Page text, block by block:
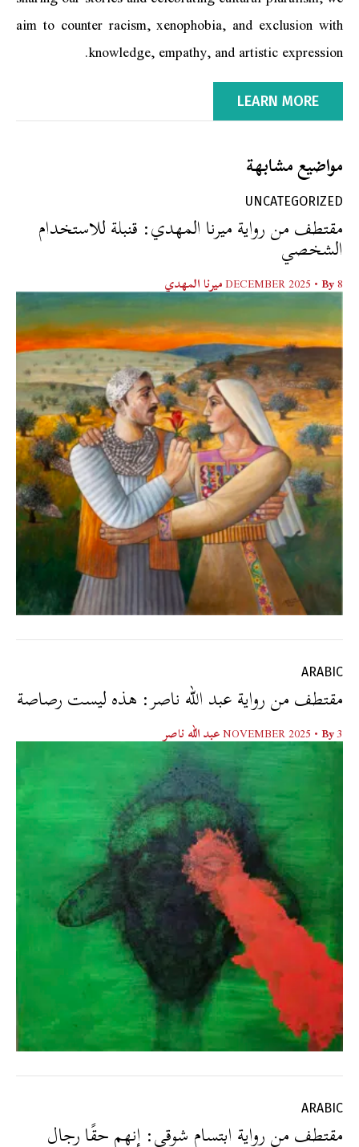
aim to counter racism, xenophobia, and exclusion with
knowledge, empathy, and artistic expression.
LEARN MORE
مواضيع مشابهة
UNCATEGORIZED
مقتطف من رواية ميرنا المهدي: قنبلة للاستخدام
الشخصي
8 DECEMBER 2025
• By ميرنا المهدي
ARABIC
مقتطف من رواية عبد الله ناصر: هذه ليست رصاصة
3 NOVEMBER 2025
• By عبد الله ناصر
ARABIC
مقتطف من رواية ابتسام شوقي: إنهم حقًا رجال